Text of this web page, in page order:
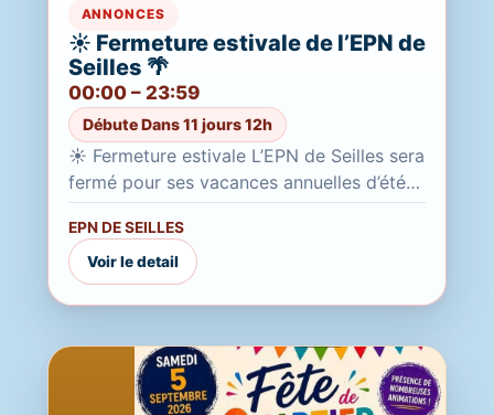
ANNONCES
☀️ Fermeture estivale de l’EPN de
Seilles 🌴
00:00 – 23:59
Débute Dans 11 jours 12h
☀️ Fermeture estivale L’EPN de Seilles sera
fermé pour ses vacances annuelles d’été
Du 20 juillet au 21 août 2026 inclus Durant
cette période,...
EPN DE SEILLES
Voir le detail